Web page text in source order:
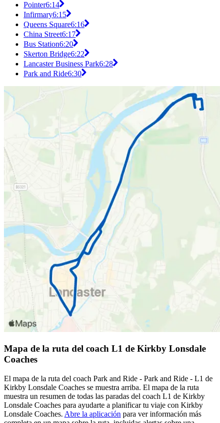
Pointer6:14
Infirmary6:15
Queens Square6:16
China Street6:17
Bus Station6:20
Skerton Bridge6:22
Lancaster Business Park6:28
Park and Ride6:30
Mapa de la ruta del coach L1 de Kirkby Lonsdale
Coaches
El mapa de la ruta del coach Park and Ride - Park and Ride - L1 de
Kirkby Lonsdale Coaches se muestra arriba. El mapa de la ruta
muestra un resumen de todas las paradas del coach L1 de Kirkby
Lonsdale Coaches para ayudarte a planificar tu viaje con Kirkby
Lonsdale Coaches. Abre la aplicación para ver información más